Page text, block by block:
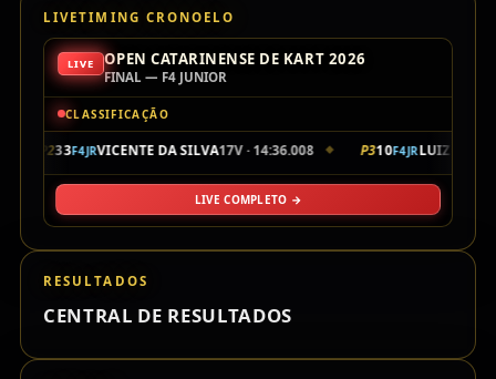
LIVETIMING CRONOELO
LIVE OPEN CATARINENSE DE KART 2026
FINAL — F4 JUNIOR
CLASSIFICAÇÃO
P233F4JRVICENTE DA SILVA17V · 14:36.008 ◆ P310F4JRLUIZ SALIBA
LIVE COMPLETO →
RESULTADOS
CENTRAL DE RESULTADOS